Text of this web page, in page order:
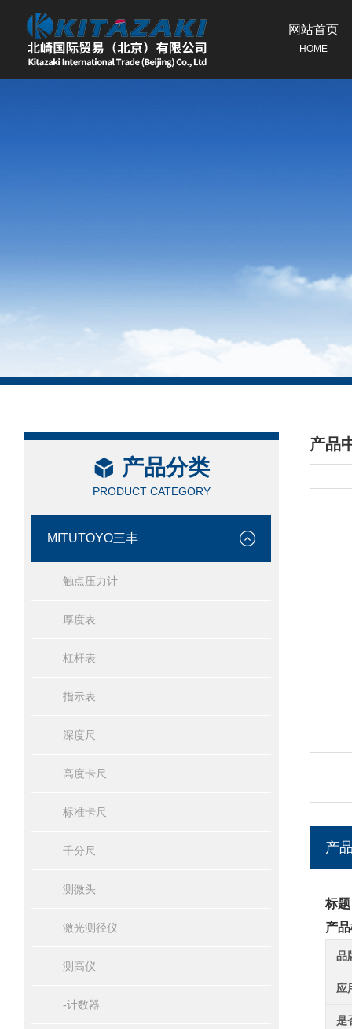
网站首页
HOME
产品分类
PRODUCT CATEGORY
MITUTOYO三丰
触点压力计
厚度表
杠杆表
指示表
深度尺
高度卡尺
标准卡尺
千分尺
测微头
激光测径仪
测高仪
-计数器
产品
/
产
标
产
品
应
是